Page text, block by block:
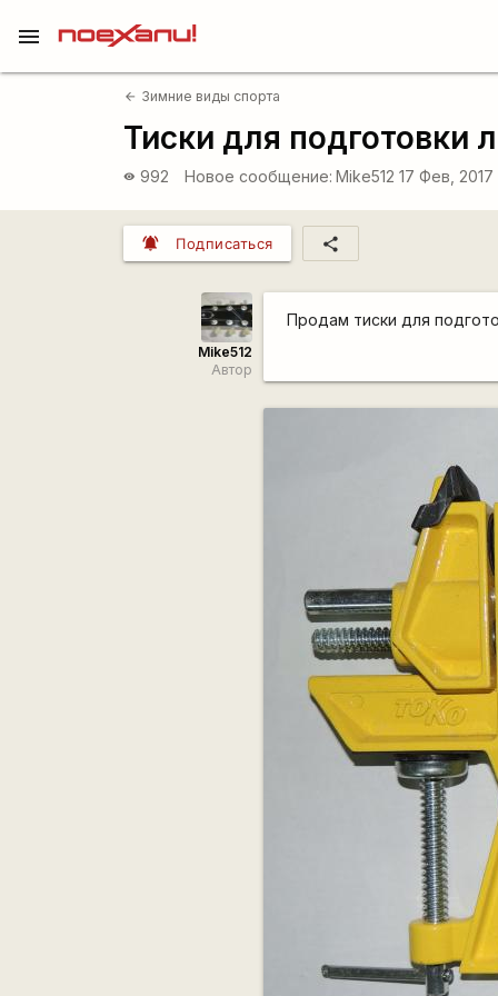
menu
arrow_back Зимние виды спорта
Тиски для подготовки
visibility 992 Новое сообщение: Mike512 17 Фев, 2017
notifications_active Подписаться share
Mike512
Автор
Продам тиски для